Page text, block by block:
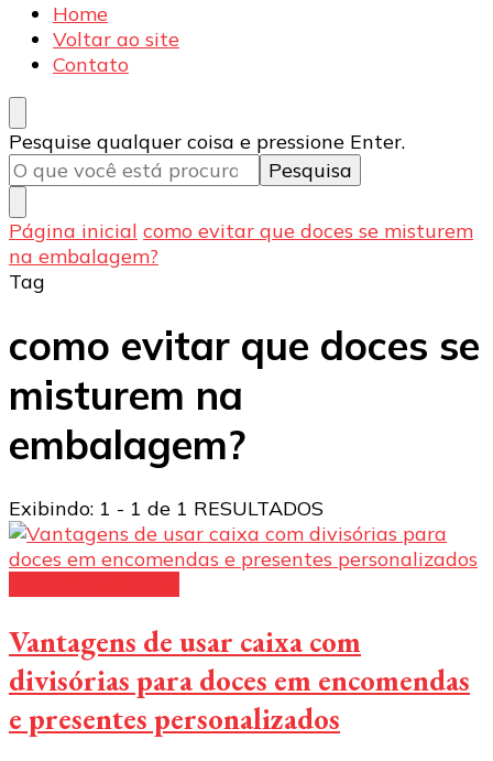
Blog | Arasa Embalagens
Confira conteúdos sobre embalagens para pizzas,
doces e salgados. Tudo para seu comércio com a
qualidade Arasa. Leia nossos conteúdos!
Home
Voltar ao site
Contato
Procurando
algo?
Pesquise qualquer coisa e pressione Enter.
Página inicial como evitar que doces se misturem
na embalagem?
Tag
como evitar que doces se
misturem na
embalagem?
Exibindo: 1 - 1 de 1 RESULTADOS
Vantagens de usar caixa com
divisórias para doces em encomendas
e presentes personalizados